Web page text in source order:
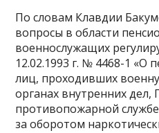
По словам Клавдии
вопросы в области
военнослужащих
12.02.1993 г. № 4468-1 «О
лиц, проходивших
органах внутренних дел,
противопожарной
за оборотом